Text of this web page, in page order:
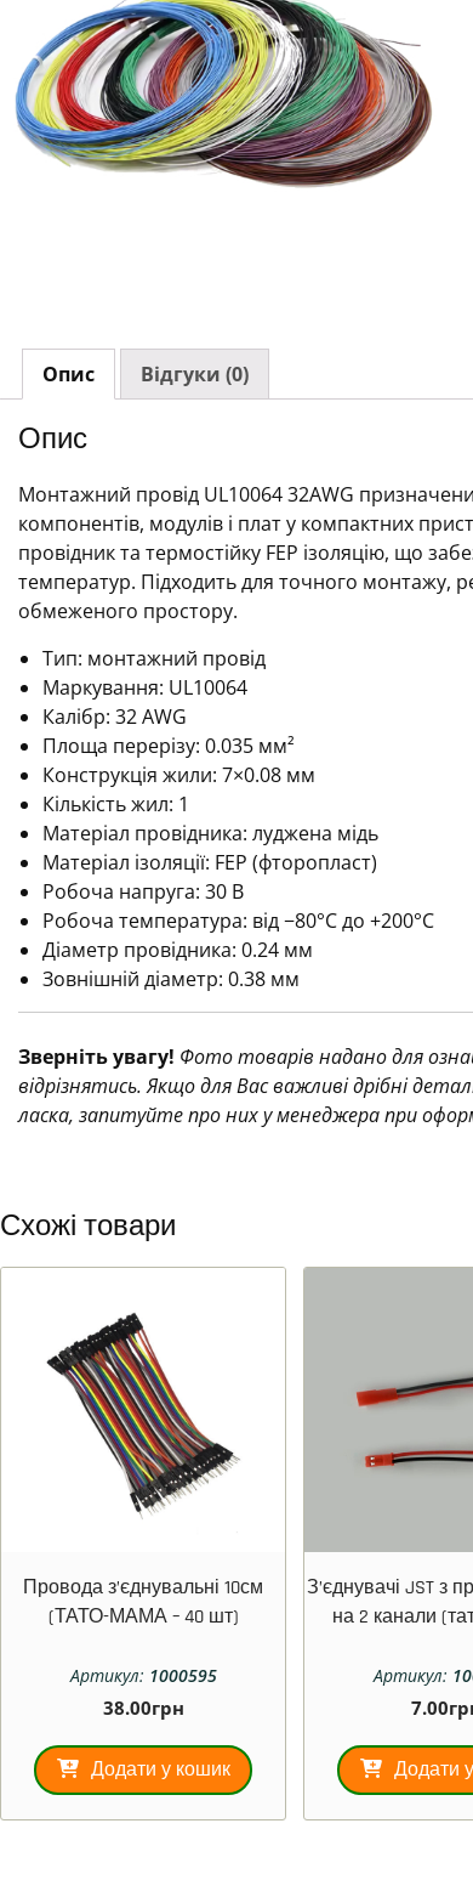
Опис Відгуки (0)
Опис
Монтажний провід UL10064 32AWG
компонентів, модулів і плат у компактних
провідник та термостійку FEP ізоляцію, що
температур. Підходить для точного монтажу,
обмеженого простору.
Тип: монтажний провід
Маркування: UL10064
Калібр: 32 AWG
Площа перерізу: 0.035 мм²
Конструкція жили: 7×0.08 мм
Кількість жил: 1
Матеріал провідника: луджена мідь
Матеріал ізоляції: FEP (фторопласт)
Робоча напруга: 30 В
Робоча температура: від −80°C до +200°C
Діаметр провідника: 0.24 мм
Зовнішній діаметр: 0.38 мм
Зверніть увагу! Фото товарів надано для
відрізнятись. Якщо для Вас важливі дрібні
ласка, запитуйте про них у менеджера при
Схожі товари
Провода з’єднувальні 10см
(ТАТО-МАМА – 40 шт)
Артикул: 1000595
38.00грн
Додати у кошик
З’єднувачі JST з
на 2 канали
Артикул:
7.00
Додати